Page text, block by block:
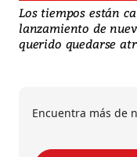
Los tiempos están
lanzamiento de
querido quedarse
Encuentra más de